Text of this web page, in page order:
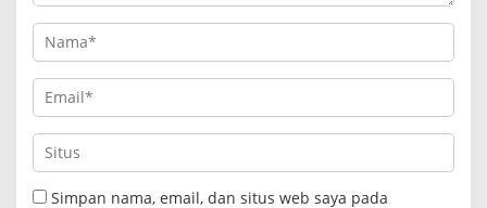
Simpan nama, email, dan situs web saya pada